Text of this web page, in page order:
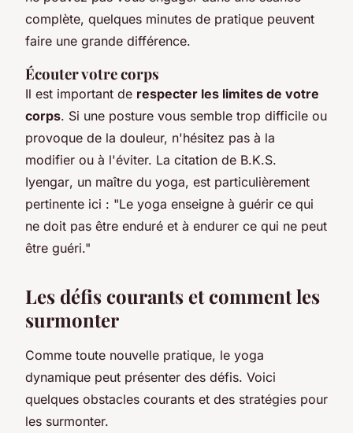
complète, quelques minutes de pratique peuvent
faire une grande différence.
Écouter votre corps
Il est important de respecter les limites de votre
corps. Si une posture vous semble trop difficile ou
provoque de la douleur, n'hésitez pas à la
modifier ou à l'éviter. La citation de B.K.S.
Iyengar, un maître du yoga, est particulièrement
pertinente ici : "Le yoga enseigne à guérir ce qui
ne doit pas être enduré et à endurer ce qui ne peut
être guéri."
Les défis courants et comment les
surmonter
Comme toute nouvelle pratique, le yoga
dynamique peut présenter des défis. Voici
quelques obstacles courants et des stratégies pour
les surmonter.